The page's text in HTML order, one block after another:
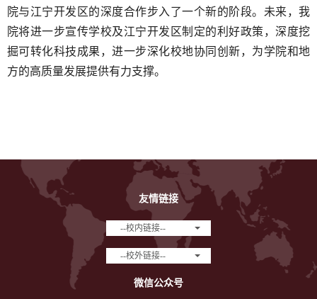
院与江宁开发区的深度合作步入了一个新的阶段。未来，我
院将进一步宣传学校及江宁开发区制定的利好政策，深度挖
掘可转化科技成果，进一步深化校地协同创新，为学院和地
方的高质量发展提供有力支撑。
友情链接
--校内链接--
--校外链接--
微信公众号